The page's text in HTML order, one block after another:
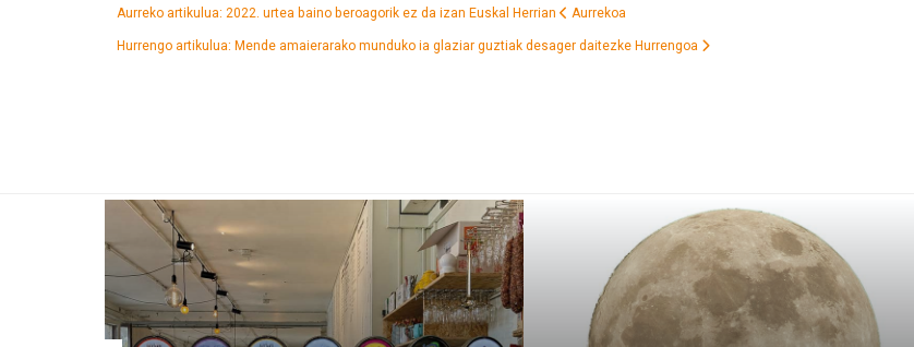
Aurreko artikulua: 2022. urtea baino beroagorik ez da izan Euskal Herrian
Aurrekoa
Hurrengo artikulua: Mende amaierarako munduko ia glaziar guztiak desager daitezkeHurrengoa